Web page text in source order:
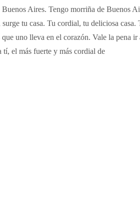
Aires. Tengo morriña de Buenos
tu casa. Tu cordial, tu deliciosa
uno lleva en el corazón. Vale la pena
el más fuerte y más cordial de